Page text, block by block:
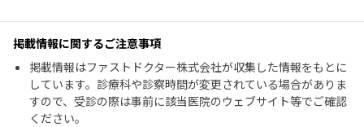
掲載情報に関するご注意事項
掲載情報はファストドクター株式会社が収集した情報をもとに
しています。診療科や診察時間が変更されている場合がありま
すので、受診の際は事前に該当医院のウェブサイト等でご確認
ください。